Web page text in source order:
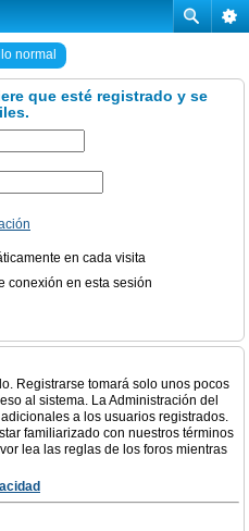
normal
que esté registrado y se
en cada visita
conexión en esta sesión
Registrarse tomará solo unos pocos
al sistema. La Administración del
a los usuarios registrados.
familiarizado con nuestros términos
lea las reglas de los foros mientras